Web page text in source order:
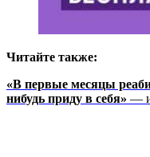
Читайте также:
«В первые месяцы
нибудь приду в себя» —